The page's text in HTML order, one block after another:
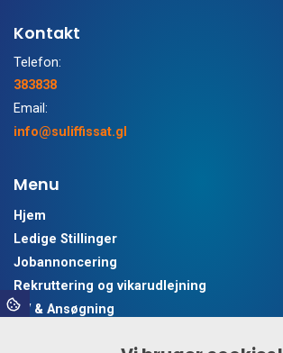
Kontakt
Telefon:
383838
Email:
info@suliffissat.gl
Menu
Hjem
Ledige Stillinger
Jobannoncering
Rekruttering og vikarudlejning
CV & Ansøgning